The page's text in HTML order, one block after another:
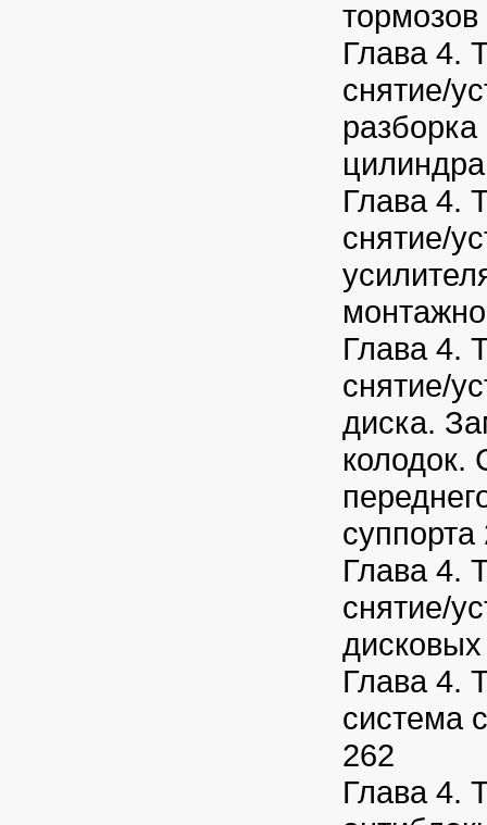
тормозов
Глава 4.
снятие/
разборка
Глава 4.
снятие/
Глава 4.
снятие/
диска.
колодок.
суппорта
Глава 4.
снятие/
Глава 4.
система
262
Глава 4.